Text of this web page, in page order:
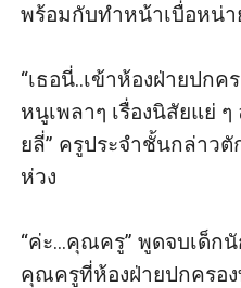
พร้อมกับทำหน้าเบื่อหน่า
“เธอนี่..เข้าห้องฝ่ายปกค
หนูเพลาๆ เรื่องนิสัยแย่
ยลี่” ครูประจำชั้นกล่าว
ห่วง
“ค่ะ...คุณครู” พูดจบเด็ก
คุณครูที่ห้องฝ่ายปกครอ